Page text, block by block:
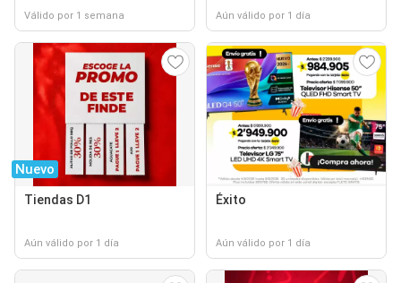
Válido por 1 semana Aún válido por 1 día
Nuevo
Tiendas D1
Aún válido por 1 día
Éxito
Aún válido por 1 día